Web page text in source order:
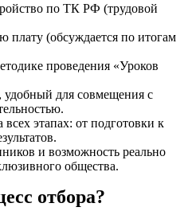
по ТК РФ (трудовой
плату (обсуждается по итогам
проведения «Уроков
для совмещения с
этапах: от подготовки к
и возможность реально
общества.
отбора?